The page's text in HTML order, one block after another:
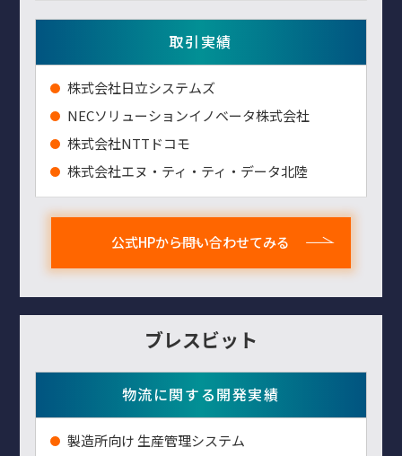
取引実績
株式会社日立システムズ
NECソリューションイノベータ株式会社
株式会社NTTドコモ
株式会社エヌ・ティ・ティ・データ北陸
公式HPから問い合わせてみる
ブレスビット
物流に関する開発実績
製造所向け 生産管理システム